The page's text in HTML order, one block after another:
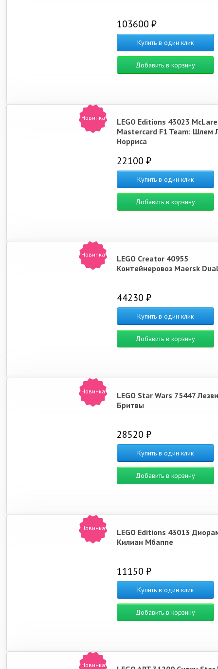
103600 ₽
Купить в один клик
Добавить в корзину
Новинка
LEGO Editions 43023
Mastercard F1 Team: Шлем
Норриса
22100 ₽
Купить в один клик
Добавить в корзину
Новинка
LEGO Creator 40955
Контейнеровоз Maersk
44230 ₽
Купить в один клик
Добавить в корзину
Новинка
LEGO Star Wars 75447
Бритвы
28520 ₽
Купить в один клик
Добавить в корзину
Новинка
LEGO Editions 43013
Килиан Мбаппе
11150 ₽
Купить в один клик
Добавить в корзину
Новинка